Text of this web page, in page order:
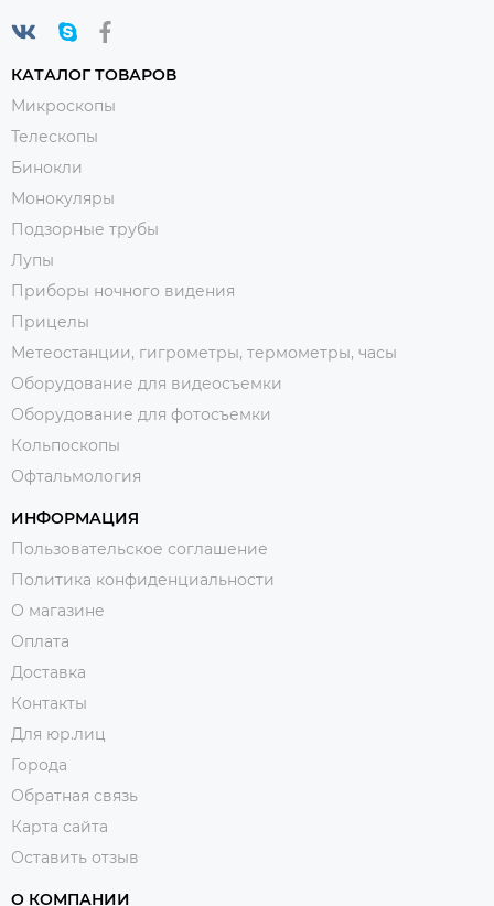
КАТАЛОГ ТОВАРОВ
Микроскопы
Телескопы
Бинокли
Монокуляры
Подзорные трубы
Лупы
Приборы ночного видения
Прицелы
Метеостанции, гигрометры, термометры, часы
Оборудование для видеосъемки
Оборудование для фотосъемки
Кольпоскопы
Офтальмология
ИНФОРМАЦИЯ
Пользовательское соглашение
Политика конфиденциальности
О магазине
Оплата
Доставка
Контакты
Для юр.лиц
Города
Обратная связь
Карта сайта
Оставить отзыв
О КОМПАНИИ